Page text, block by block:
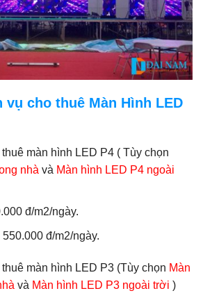
vụ cho thuê Màn Hình LED
màn hình LED P4 ( Tùy chọn
nhà và Màn hình LED P4 ngoài
đ/m2/ngày.
đ/m2/ngày.
màn hình LED P3 (Tùy chọn Màn
và Màn hình LED P3 ngoài trời )